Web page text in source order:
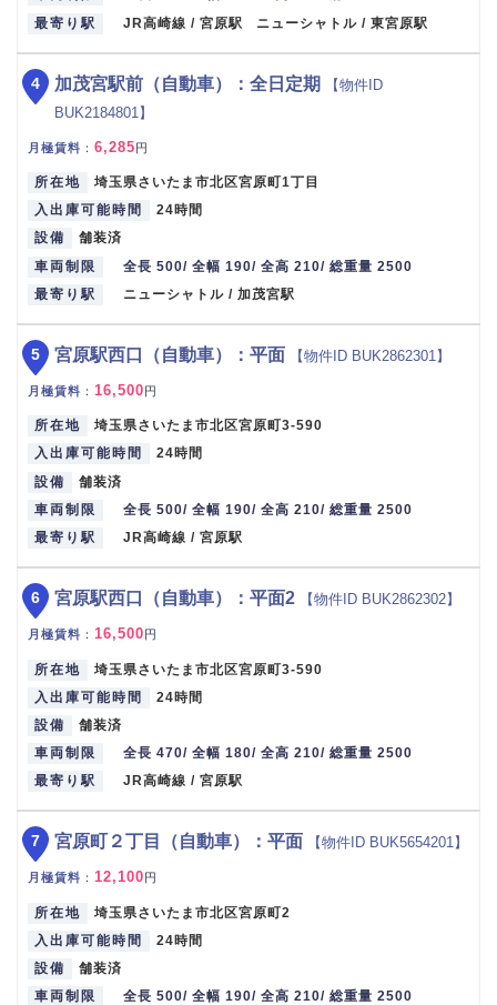
最寄り駅
JR高崎線 / 宮原駅 ニューシャトル / 東宮原駅
加茂宮駅前（自動車）：全日定期
【物件ID
BUK2184801】
月極賃料 ： 6,285円
所在地
埼玉県さいたま市北区宮原町1丁目
入出庫可能時間
24時間
設備
舗装済
車両制限
全長 500/ 全幅 190/ 全高 210/ 総重量 2500
最寄り駅
ニューシャトル / 加茂宮駅
4
宮原駅西口（自動車）：平面 【物件ID BUK2862301】
月極賃料 ： 16,500円
所在地
埼玉県さいたま市北区宮原町3-590
入出庫可能時間
24時間
設備
舗装済
車両制限
全長 500/ 全幅 190/ 全高 210/ 総重量 2500
最寄り駅
JR高崎線 / 宮原駅
5
宮原駅西口（自動車）：平面2 【物件ID BUK2862302】
月極賃料 ： 16,500円
所在地
埼玉県さいたま市北区宮原町3-590
入出庫可能時間
24時間
設備
舗装済
車両制限
全長 470/ 全幅 180/ 全高 210/ 総重量 2500
最寄り駅
JR高崎線 / 宮原駅
6
宮原町２丁目（自動車）：平面 【物件ID BUK5654201】
月極賃料 ： 12,100 円
所在地
埼玉県さいたま市北区宮原町2
入出庫可能時間
24時間
設備
舗装済
車両制限
全長 500/ 全幅 190/ 全高 210/ 総重量 2500
7